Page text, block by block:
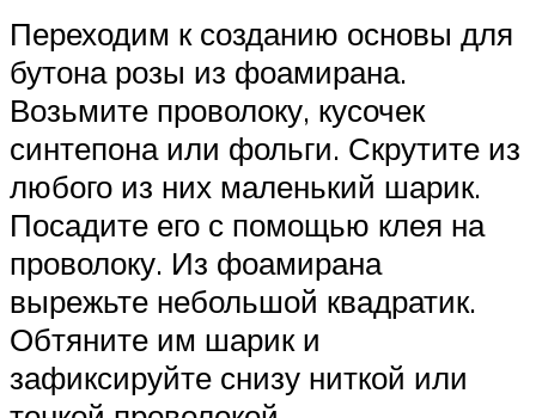
Переходим к созданию основы для
бутона розы из фоамирана.
Возьмите проволоку, кусочек
синтепона или фольги. Скрутите из
любого из них маленький шарик.
Посадите его с помощью клея на
проволоку. Из фоамирана
вырежьте небольшой квадратик.
Обтяните им шарик и
зафиксируйте снизу ниткой или